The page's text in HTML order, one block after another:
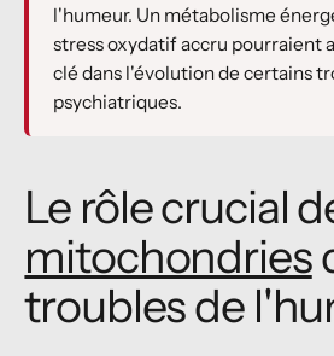
l'humeur. Un métabolisme
stress oxydatif accru pourraient
clé dans l'évolution de certains
psychiatriques.
Le rôle crucial
mitochondries
troubles de